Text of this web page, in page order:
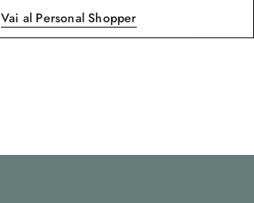
Vai al Personal Shopper